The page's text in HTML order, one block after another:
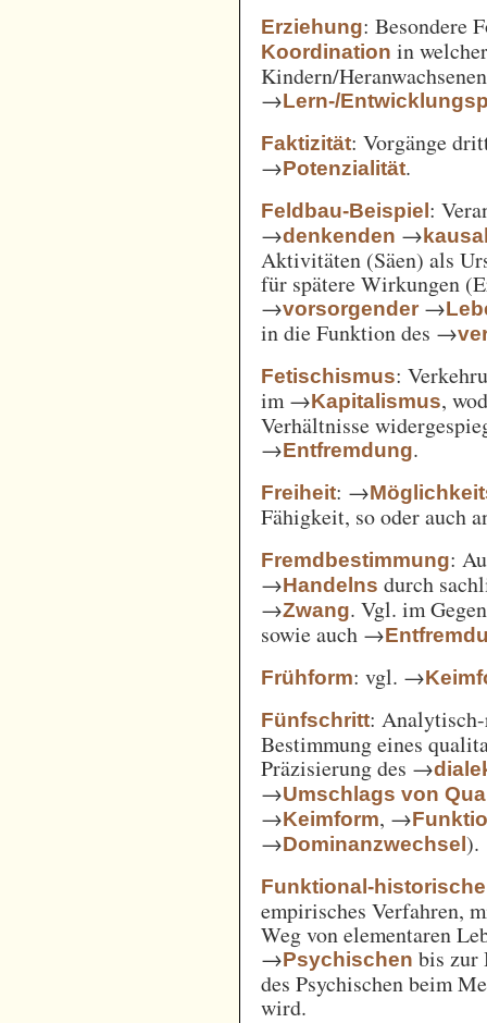
Erziehung: Besondere
Koordination in
Kindern/
→Lern-/
Faktizität: Vorgänge
→Potenzialität.
Feldbau-Beispiel:
→denkenden →
Aktivitäten (Säen) als
für spätere Wirkungen
→vorsorgender →
in die Funktion des →
Fetischismus:
im →Kapitalismus,
Verhältnisse
→Entfremdung.
Freiheit: →
Fähigkeit, so oder auch
Fremdbestimmung:
→Handelns durch
→Zwang. Vgl. im
sowie auch →
Frühform: vgl. →
Fünfschritt:
Bestimmung eines
Präzisierung des →
→Umschlags von
→Keimform, →
→Dominanzwechsel).
Funktional-
empirisches Verfahren,
Weg von elementaren
→Psychischen bis zur
des Psychischen beim
wird.